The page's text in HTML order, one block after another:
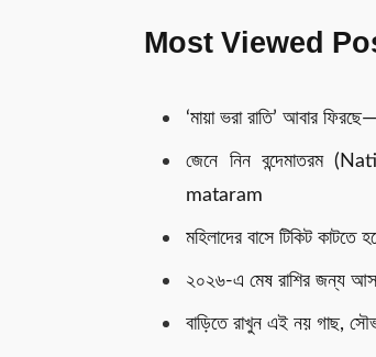
Most Viewed
‘মায়া ভরা রাতি’ আবার
জেনে নিন বন্দেমাতরম
mataram
মহিলাদের বাসে টিকিট কাটতে
২০২৬-এ মেষ রাশির
বাড়িতে রাখুন এই নয় গাছ,